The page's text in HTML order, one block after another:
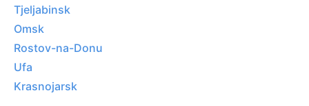
Tjeljabinsk
Omsk
Rostov-na-Donu
Ufa
Krasnojarsk